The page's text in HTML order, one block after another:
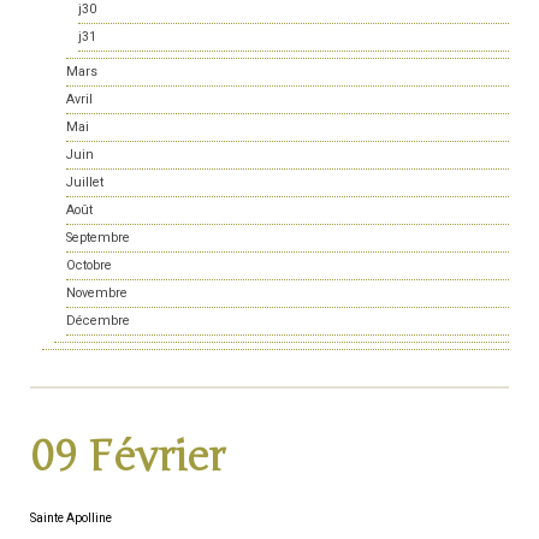
j30
j31
Mars
Avril
Mai
Juin
Juillet
Août
Septembre
Octobre
Novembre
Décembre
09 Février
Sainte Apolline